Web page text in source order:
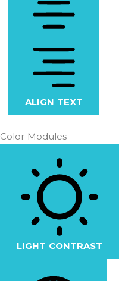
ALIGN TEXT
Color Modules
LIGHT CONTRAST